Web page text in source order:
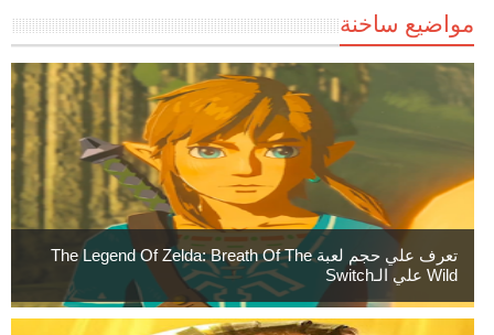
مواضيع ساخنة
تعرف علي حجم لعبة The Legend Of Zelda: Breath Of The
Wild علي الـSwitch